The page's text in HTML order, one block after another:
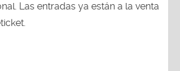
Las entradas ya están a la venta